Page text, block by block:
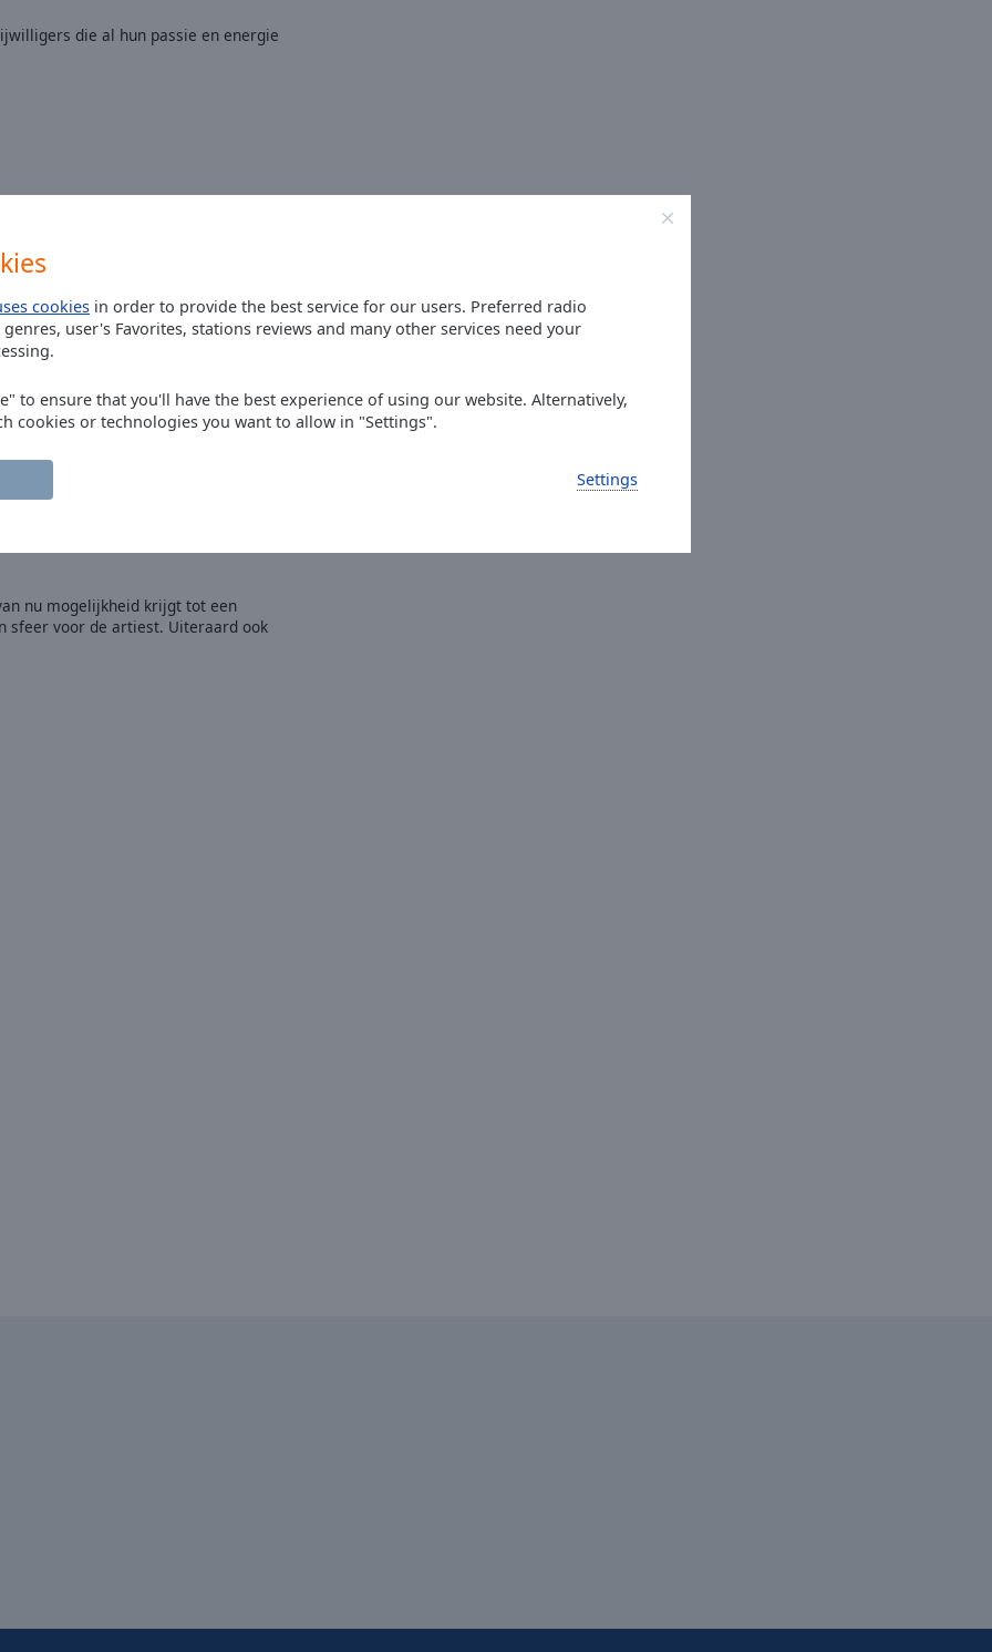
cookies in order to provide the best service for our users. Preferred radio
user's Favorites, stations reviews and many other services need your
to ensure that you'll have the best experience of using our website. Alternatively,
cookies or technologies you want to allow in "Settings".
Settings
die al hun passie en energie
deze gast horen, er is namelijk te
de muziek.
en vakkundig :) klasse!
afrond, totaal, even op facebook kijk
hoor. Zo leuk! Raak er ontroerd
heeft nog steeds mijn leven
nu mogelijkheid krijgt tot een
sfeer voor de artiest. Uiteraard ook